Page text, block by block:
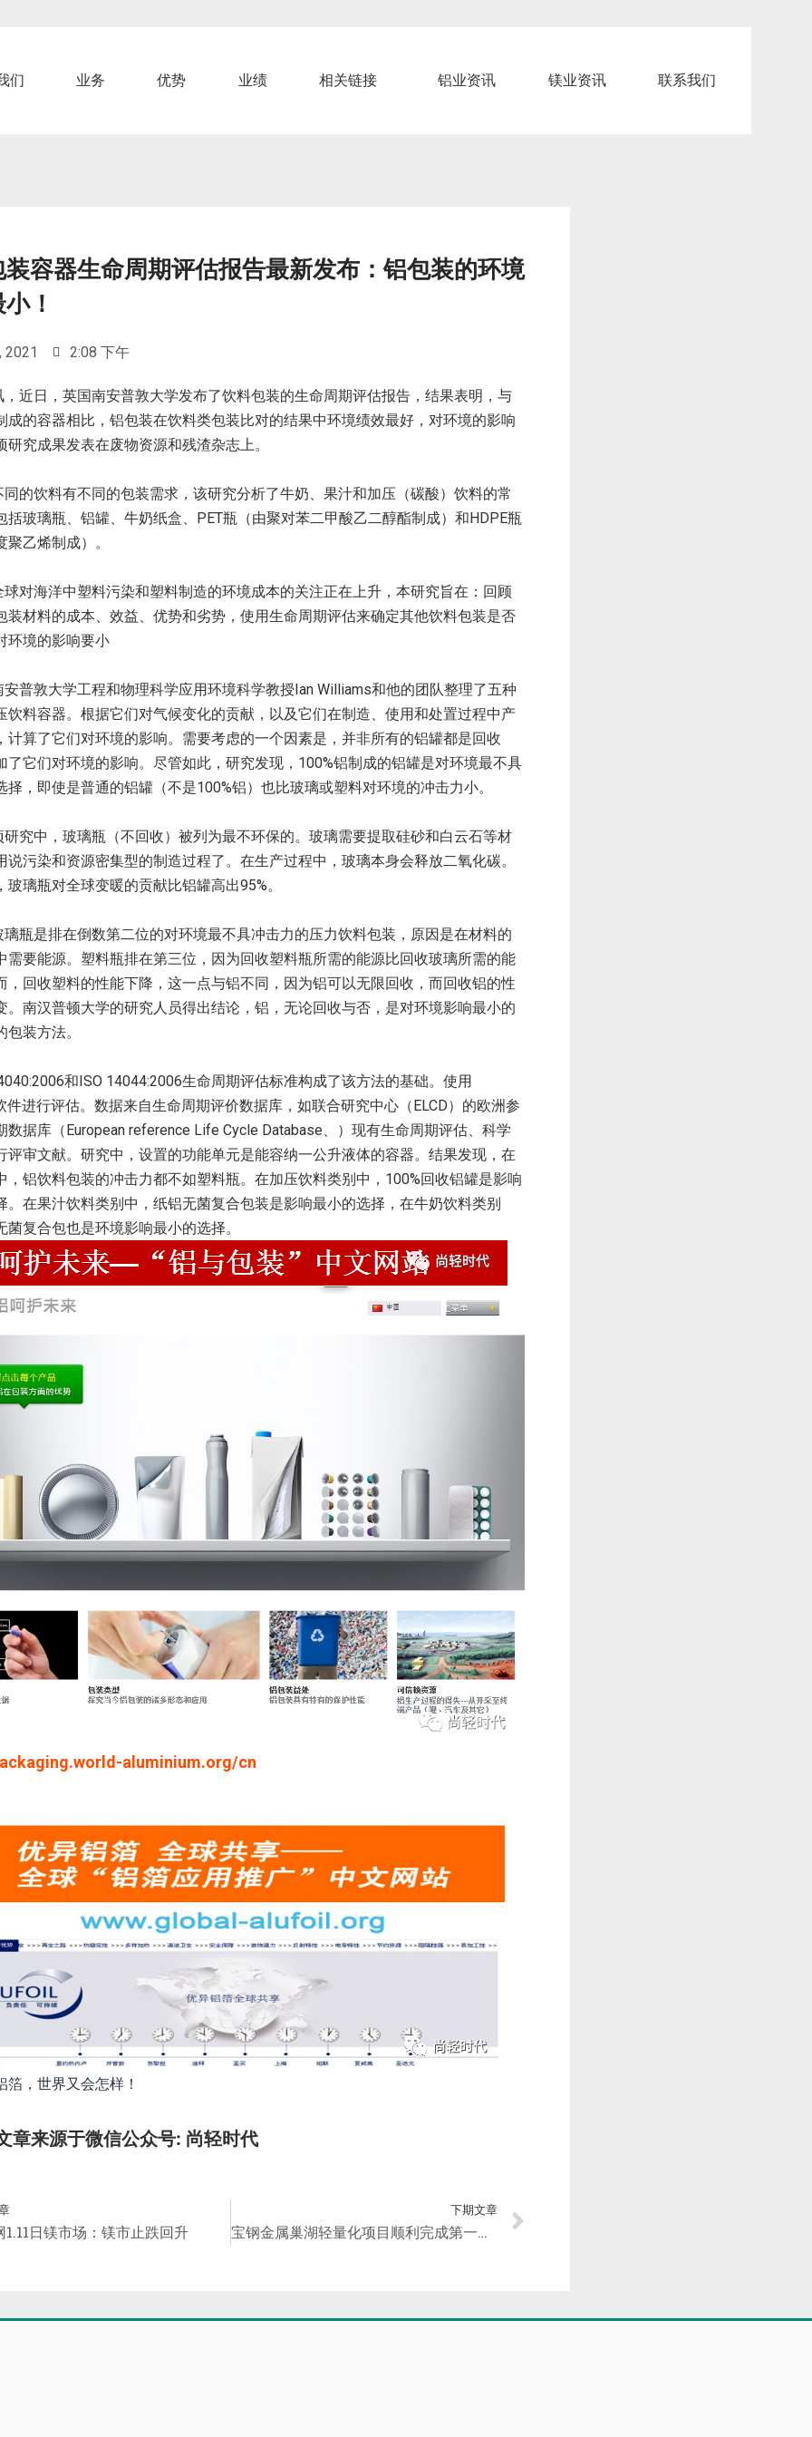
们 业务 优势 业绩 相关链接 铝业资讯 镁业资讯 联系我们
装容器生命周期评估报告最新发布：铝包装的环境
！
2021 2:08 下午
，近日，英国南安普敦大学发布了饮料包装的生命周期评估报告，结果表明，与
成的容器相比，铝包装在饮料类包装比对的结果中环境绩效最好，对环境的影响
研究成果发表在废物资源和残渣杂志上。
同的饮料有不同的包装需求，该研究分析了牛奶、果汁和加压（碳酸）饮料的常
括玻璃瓶、铝罐、牛奶纸盒、PET瓶（由聚对苯二甲酸乙二醇酯制成）和HDPE瓶
聚乙烯制成）。
球对海洋中塑料污染和塑料制造的环境成本的关注正在上升，本研究旨在：回顾
装材料的成本、效益、优势和劣势，使用生命周期评估来确定其他饮料包装是否
环境的影响要小
安普敦大学工程和物理科学应用环境科学教授Ian Williams和他的团队整理了五种
饮料容器。根据它们对气候变化的贡献，以及它们在制造、使用和处置过程中产
计算了它们对环境的影响。需要考虑的一个因素是，并非所有的铝罐都是回收
了它们对环境的影响。尽管如此，研究发现，100%铝制成的铝罐是对环境最不具
择，即使是普通的铝罐（不是100%铝）也比玻璃或塑料对环境的冲击力小。
研究中，玻璃瓶（不回收）被列为最不环保的。玻璃需要提取硅砂和白云石等材
说污染和资源密集型的制造过程了。在生产过程中，玻璃本身会释放二氧化碳。
玻璃瓶对全球变暖的贡献比铝罐高出95%。
璃瓶是排在倒数第二位的对环境最不具冲击力的压力饮料包装，原因是在材料的
需要能源。塑料瓶排在第三位，因为回收塑料瓶所需的能源比回收玻璃所需的能
，回收塑料的性能下降，这一点与铝不同，因为铝可以无限回收，而回收铝的性
。南汉普顿大学的研究人员得出结论，铝，无论回收与否，是对环境影响最小的
装方法。
和ISO 14044:2006生命周期评估标准构成了该方法的基础。使用
件进行评估。数据来自生命周期评价数据库，如联合研究中心（ELCD）的欧洲参
数据库（European reference Life Cycle Database、）现有生命周期评估、科学
评审文献。研究中，设置的功能单元是能容纳一公升液体的容器。结果发现，在
，铝饮料包装的冲击力都不如塑料瓶。在加压饮料类别中，100%回收铝罐是影响
。在果汁饮料类别中，纸铝无菌复合包装是影响最小的选择，在牛奶饮料类别
菌复合包也是环境影响最小的选择。
aluminium.org/cn
箔，世界又会怎样！
章来源于微信公众号: 尚轻时代
1.11日镁市场：镁市止跌回升
下期文章
宝钢金属巢湖轻量化项目顺利完成第一根钢结构吊装